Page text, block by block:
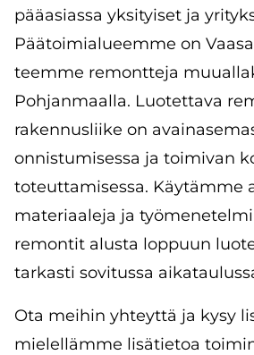
pääasiassa yksityiset ja
Päätoimialueemme on
teemme remontteja
Pohjanmaalla. Luotettava
rakennusliike on
onnistumisessa ja toimivan
toteuttamisessa. Käytämme
materiaaleja ja
remontit alusta loppuun
tarkasti sovitussa
Ota meihin yhteyttä ja kysy
mielellämme lisätietoa